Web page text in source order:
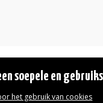
soepele en
het gebruik van cookies